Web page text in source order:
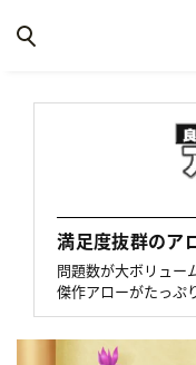
満足度抜群のア
問題数が大ボリュー
傑作アローがたっぷ